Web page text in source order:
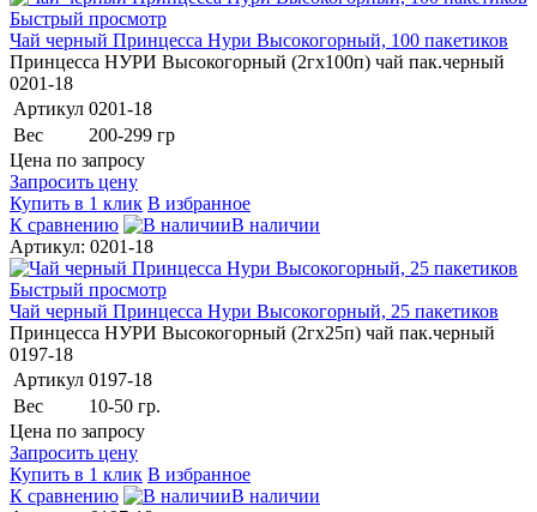
Быстрый просмотр
Чай черный Принцесса Нури Высокогорный, 100 пакетиков
Принцесса НУРИ Высокогорный (2гх100п) чай пак.черный
0201-18
Артикул 0201-18
Вес
200-299 гр
Цена по запросу
Запросить цену
Купить в 1 клик В избранное
К сравнению
В наличии
Артикул: 0201-18
Быстрый просмотр
Чай черный Принцесса Нури Высокогорный, 25 пакетиков
Принцесса НУРИ Высокогорный (2гх25п) чай пак.черный
0197-18
Артикул 0197-18
Вес
10-50 гр.
Цена по запросу
Запросить цену
Купить в 1 клик В избранное
К сравнению
В наличии